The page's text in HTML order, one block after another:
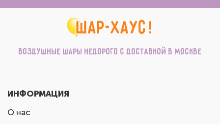
Воздушные шары недорого с доставкой в Москве
ИНФОРМАЦИЯ
О нас